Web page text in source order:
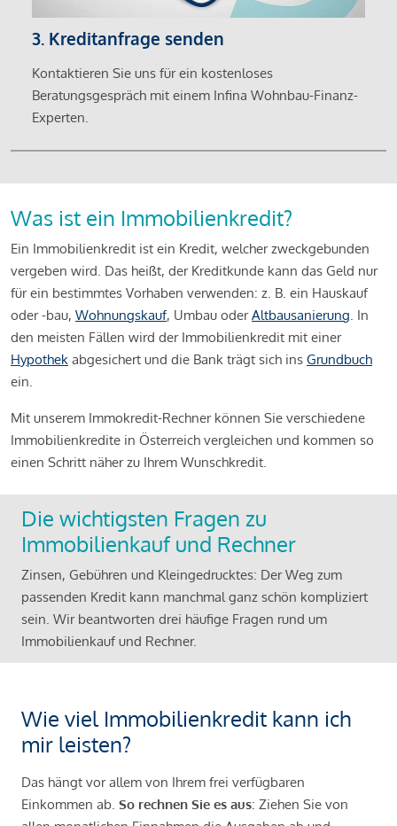
3. Kreditanfrage senden
Kontaktieren Sie uns für ein kostenloses
Beratungsgespräch mit einem Infina Wohnbau-Finanz-
Experten.
Was ist ein Immobilienkredit?
Ein Immobilienkredit ist ein Kredit, welcher zweckgebunden
vergeben wird. Das heißt, der Kreditkunde kann das Geld nur
für ein bestimmtes Vorhaben verwenden: z. B. ein Hauskauf
oder -bau, Wohnungskauf, Umbau oderAltbausanierung. In
den meisten Fällen wird der Immobilienkredit mit einer
Hypothek abgesichert und die Bank trägt sich ins Grundbuch
ein.
Mit unserem Immokredit-Rechner können Sie verschiedene
Immobilienkredite in Österreich vergleichen und kommen so
einen Schritt näher zu Ihrem Wunschkredit.
Die wichtigsten Fragen zu
Immobilienkauf und Rechner
Zinsen, Gebühren und Kleingedrucktes: Der Weg zum
passenden Kredit kann manchmal ganz schön kompliziert
sein. Wir beantworten drei häufige Fragen rund um
Immobilienkauf und Rechner.
Wie viel Immobilienkredit kann ich
mir leisten?
Das hängt vor allem von Ihrem frei verfügbaren
Einkommen ab. So rechnen Sie es aus: Ziehen Sie von